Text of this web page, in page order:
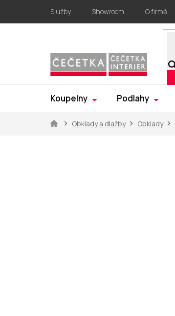
obsah
Služby Showroom O firmě
Koupelny Podlahy
DomůObklady a dlažby Obklady